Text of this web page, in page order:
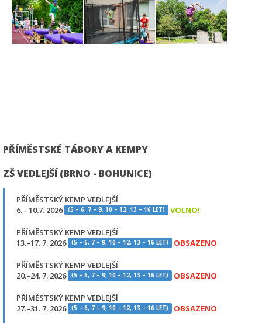
PŘÍMĚSTSKÉ TÁBORY A KEMPY
ZŠ VEDLEJŠÍ (BRNO - BOHUNICE)
PŘÍMĚSTSKÝ KEMP VEDLEJŠÍ
6. - 10.7. 2026
(5 – 6, 7 – 9, 10 – 12, 13 – 16 LET) VOLNO!
PŘÍMĚSTSKÝ KEMP VEDLEJŠÍ
13.–17. 7. 2026
(5 – 6, 7 – 9, 10 – 12, 13 – 16 LET) OBSAZENO
PŘÍMĚSTSKÝ KEMP VEDLEJŠÍ
20.–24. 7. 2026
(5 – 6, 7 – 9, 10 – 12, 13 – 16 LET) OBSAZENO
PŘÍMĚSTSKÝ KEMP VEDLEJŠÍ
27.–31. 7. 2026
(5 – 6, 7 – 9, 10 – 12, 13 – 16 LET) OBSAZENO